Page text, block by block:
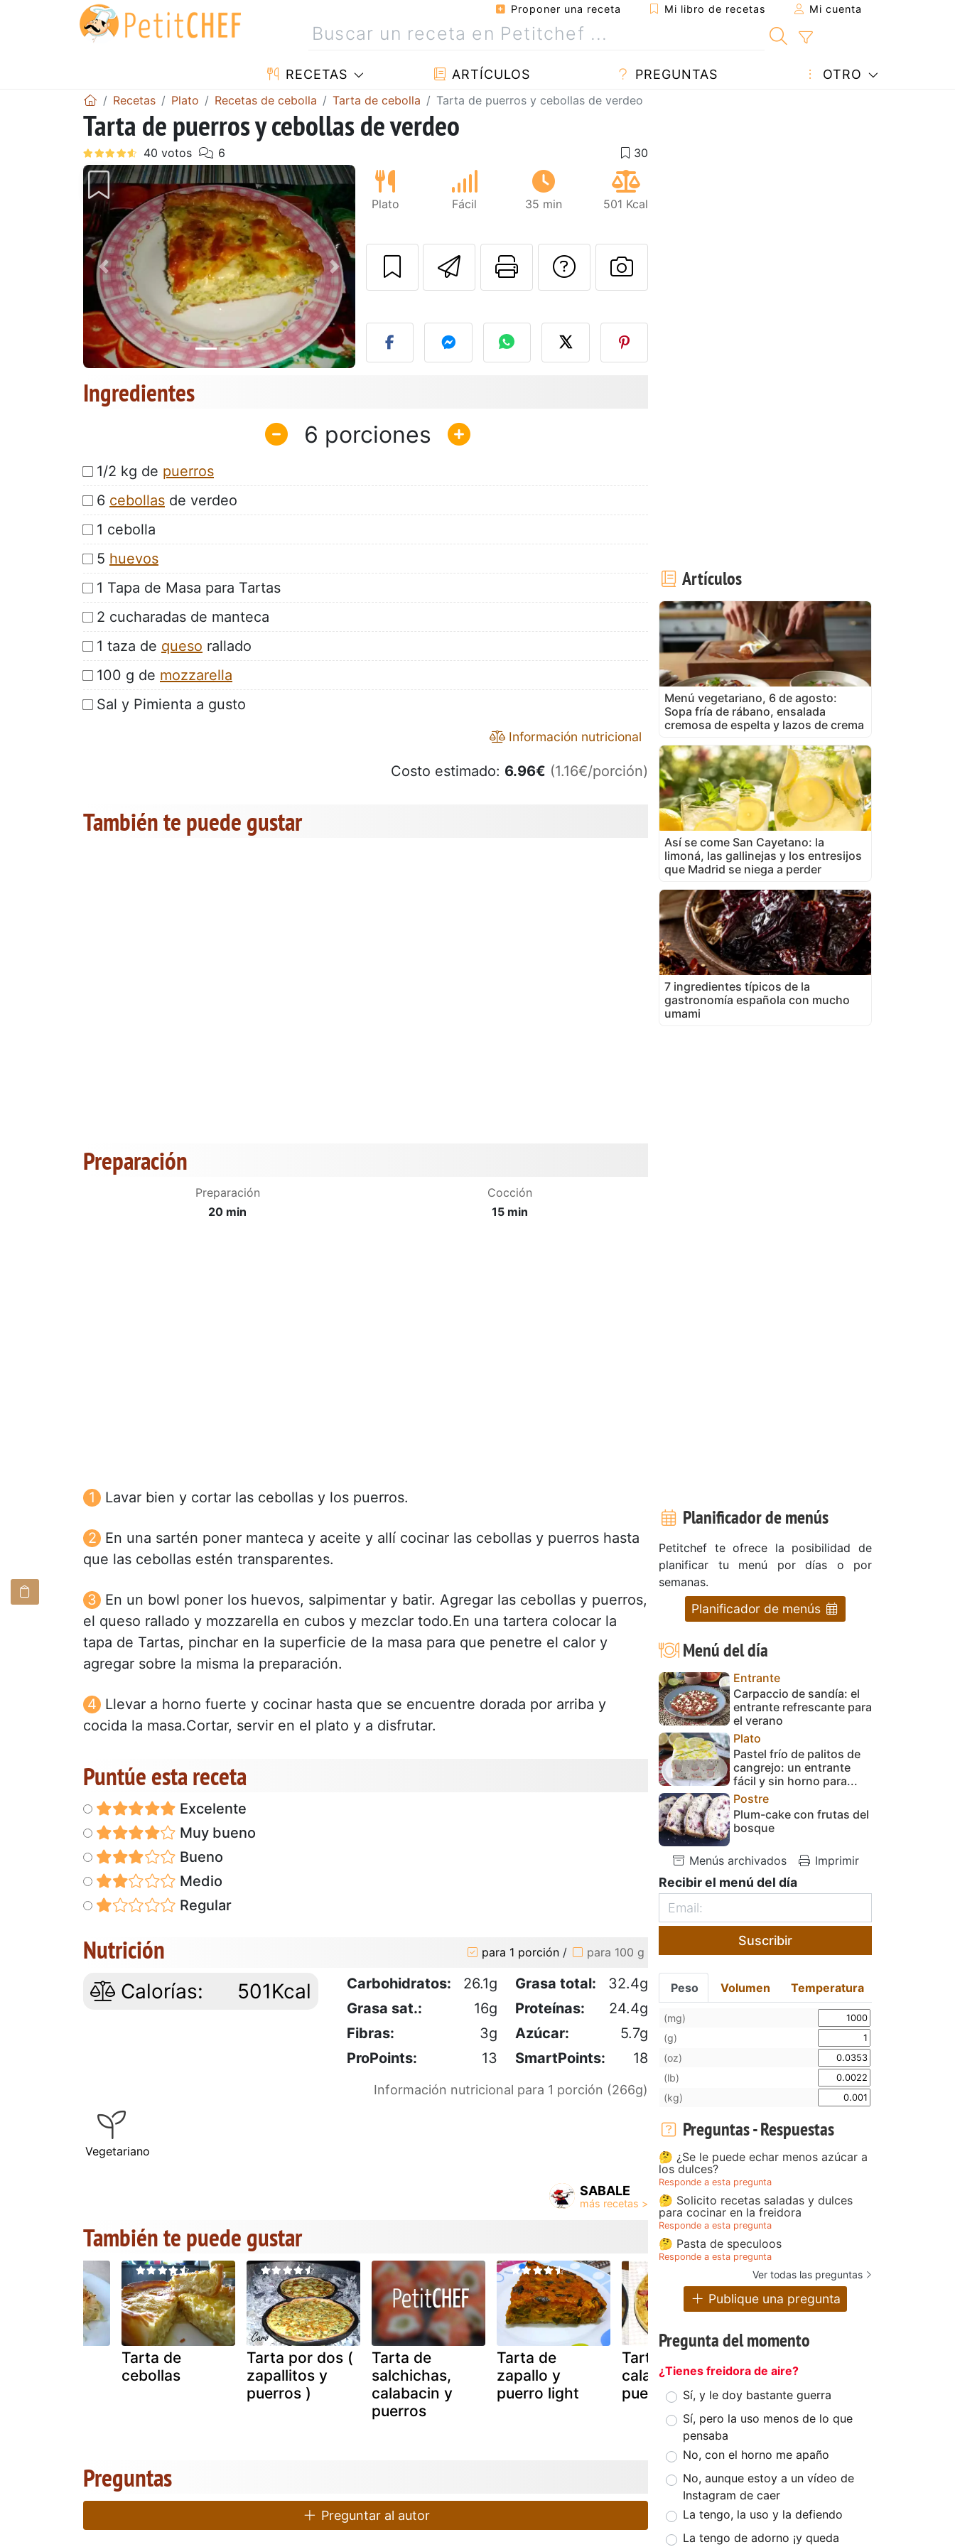
Proponer una receta Mi libro de recetas Mi cuenta
RECETAS ARTÍCULOS PREGUNTAS OTRO
Recetas Plato Recetas de cebolla Tarta de cebolla Tarta de puerros y cebollas de verdeo
Tarta de puerros y cebollas de verdeo
Anterior Siguiente
Plato Fácil 35 min 501 Kcal
Enviar esta receta a un amigo
Imprimir esta página
Preguntar al autor
Publicar la foto de esta receta
Ingredientes
6
1/2 kg de puerros
6 cebollas de verdeo
1 cebolla
5 huevos
1 Tapa de Masa para Tartas
2 cucharadas de manteca
1 taza de queso rallado
100 g de mozzarella
Sal y Pimienta a gusto
Información nutricional
Costo estimado: 6.96€ (1.16€/porción)
También te puede gustar
Preparación
Preparación
20 min
Cocción
15 min
Lavar bien y cortar las cebollas y los puerros.
En una sartén poner manteca y aceite y allí cocinar las cebollas y puerros hasta
que las cebollas estén transparentes.
En un bowl poner los huevos, salpimentar y batir. Agregar las cebollas y puerros,
el queso rallado y mozzarella en cubos y mezclar todo.En una tartera colocar la
tapa de Tartas, pinchar en la superficie de la masa para que penetre el calor y
agregar sobre la misma la preparación.
Llevar a horno fuerte y cocinar hasta que se encuentre dorada por arriba y
cocida la masa.Cortar, servir en el plato y a disfrutar.
Puntúe esta receta
Excelente
Muy bueno
Bueno
Medio
Regular
Nutrición para 1 porción / para 100 g
Calorías: 501Kcal Carbohidratos: 26.1g Grasa total:
32.4g
Grasa sat.:
16g Proteínas:
24.4g
Fibras:
3g Azúcar:
5.7g
ProPoints:
13 SmartPoints: 18
Información nutricional para 1 porción (266g)
Vegetariano
SABALE
También te puede gustar
Tarta de
cebollas
Tarta por dos (
zapallitos y
puerros )
Tarta de
salchichas,
calabacin y
puerros
Tarta de
zapallo y
puerro light
Tarta salada de
calabacín y
puerros
cebolla y
beicon
Preguntas
Preguntar al autor
Artículos
Menú vegetariano, 6 de agosto:
Sopa fría de rábano, ensalada
cremosa de espelta y lazos de crema
Así se come San Cayetano: la
limoná, las gallinejas y los entresijos
que Madrid se niega a perder
7 ingredientes típicos de la
gastronomía española con mucho
umami
Planificador de menús
Petitchef te ofrece la posibilidad de
planificar tu menú por días o por
semanas.
Planificador de menús
Menú del día
Entrante
Carpaccio de sandía: el
entrante refrescante para
el verano
Plato
Pastel frío de palitos de
cangrejo: un entrante
fácil y sin horno para...
Postre
Plum-cake con frutas del
bosque
Menús archivados Imprimir
Recibir el menú del día
Suscribir
Peso Volumen Temperatura
(mg)
(g)
(oz)
(lb)
(kg)
Preguntas - Respuestas
🤔 ¿Se le puede echar menos azúcar a
los dulces?
Responde a esta pregunta
🤔 Solicito recetas saladas y dulces
para cocinar en la freidora
Responde a esta pregunta
🤔 Pasta de speculoos
Responde a esta pregunta
Ver todas las preguntas
Publique una pregunta
Pregunta del momento
¿Tienes freidora de aire?
Sí, y le doy bastante guerra
Sí, pero la uso menos de lo que
pensaba
No, con el horno me apaño
No, aunque estoy a un vídeo de
Instagram de caer
La tengo, la uso y la defiendo
La tengo de adorno ¡y queda